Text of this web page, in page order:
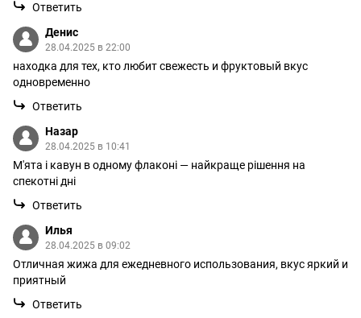
Ответить
Денис
28.04.2025 в 22:00
находка для тех, кто любит свежесть и фруктовый вкус
одновременно
Ответить
Назар
28.04.2025 в 10:41
М'ята і кавун в одному флаконі — найкраще рішення на
спекотні дні
Ответить
Илья
28.04.2025 в 09:02
Отличная жижа для ежедневного использования, вкус яркий и
приятный
Ответить